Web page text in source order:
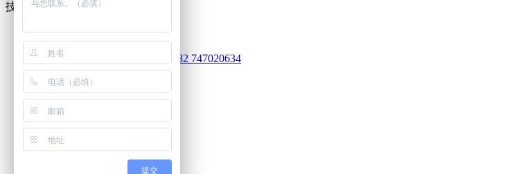
技术支持：库价化学
客服
752101920
913030682 747020634
电话
18010516991客服服务热线
微信
扫码关注
回到顶部
提交